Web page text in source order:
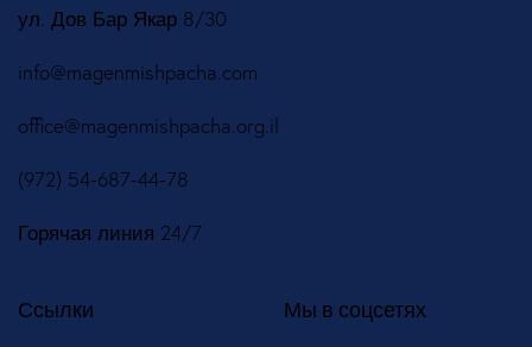
ул. Дов Бар Якар 8/30
info@magenmishpacha.com
office@magenmishpacha.org.il
(972) 54-687-44-78
Горячая линия 24/7
Ссылки Мы в соцсетях